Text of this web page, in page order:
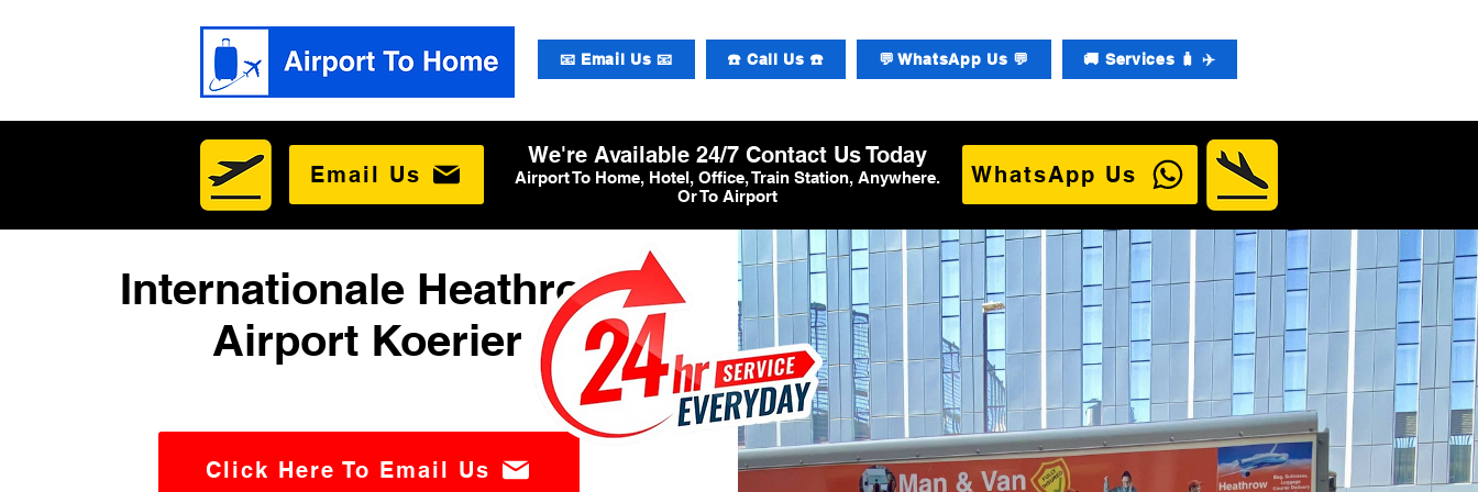
📧 Email Us 📧 ☎️ Call Us ☎️ 💬 WhatsApp Us 💬 🚚 Services 🧳 ✈️
Email Us
We're Available 24/7 Contact Us Today
Airport To Home, Hotel, Office, Train Station, Anywhere.
Or To Airport
WhatsApp Us
Internationale Heathrow
Airport Koerier
Click Here To Email Us